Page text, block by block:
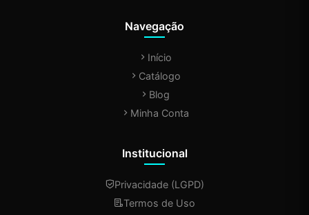
Navegação
Início
Catálogo
Blog
Minha Conta
Institucional
Privacidade (LGPD)
Termos de Uso